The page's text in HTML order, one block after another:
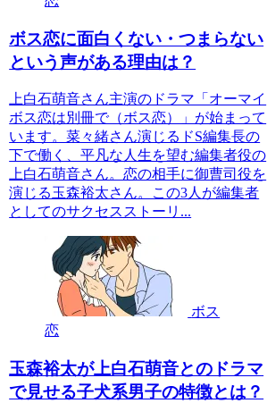
ボス恋に面白くない・つまらない
という声がある理由は？
上白石萌音さん主演のドラマ「オーマイ
ボス恋は別冊で（ボス恋）」が始まって
います。菜々緒さん演じるドS編集長の
下で働く、平凡な人生を望む編集者役の
上白石萌音さん。恋の相手に御曹司役を
演じる玉森裕太さん。この3人が編集者
としてのサクセスストーリ...
ボス
恋
玉森裕太が上白石萌音とのドラマ
で見せる子犬系男子の特徴とは？